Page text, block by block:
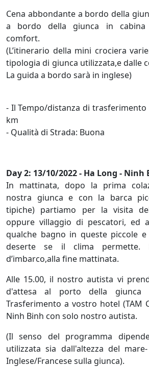
Cena abbondante a bordo della
a bordo della giunca in cabina
comfort.
(L’itinerario della mini crociera
tipologia di giunca utilizzata,e dalle
La guida a bordo sarà in inglese)
- Il Tempo/distanza di
km
- Qualità di Strada: Buona
Day 2: 13/10/2022 - Ha Long - Ninh
In mattinata, dopo la prima
nostra giunca e con la barca
tipiche) partiamo per la visita
oppure villaggio di pescatori, ed
qualche bagno in queste piccole
deserte se il clima permette.
d’imbarco,alla fine mattinata.
Alle 15.00, il nostro autista vi
d'attesa al porto della giunca
Trasferimento a vostro hotel (TAM
Ninh Binh con solo nostro autista.
(Il senso del programma
utilizzata sia dall'altezza del
Inglese/Francese sulla giunca).